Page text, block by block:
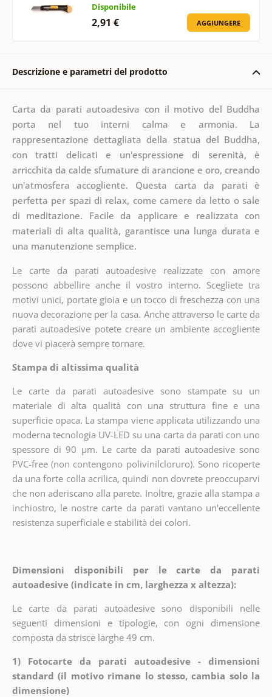
Disponibile
2,91 € AGGIUNGERE
Descrizione e parametri del prodotto
Carta da parati autoadesiva con il motivo del Buddha
porta nel tuo interni calma e armonia. La
rappresentazione dettagliata della statua del Buddha,
con tratti delicati e un'espressione di serenità, è
arricchita da calde sfumature di arancione e oro, creando
un'atmosfera accogliente. Questa carta da parati è
perfetta per spazi di relax, come camere da letto o sale
di meditazione. Facile da applicare e realizzata con
materiali di alta qualità, garantisce una lunga durata e
una manutenzione semplice.
Le carte da parati autoadesive realizzate con amore
possono abbellire anche il vostro interno. Scegliete tra
motivi unici, portate gioia e un tocco di freschezza con una
nuova decorazione per la casa. Anche attraverso le carte da
parati autoadesive potete creare un ambiente accogliente
dove vi piacerà sempre tornare.
Stampa di altissima qualità
Le carte da parati autoadesive sono stampate su un
materiale di alta qualità con una struttura fine e una
superficie opaca. La stampa viene applicata utilizzando una
moderna tecnologia UV-LED su una carta da parati con uno
spessore di 90 µm. Le carte da parati autoadesive sono
PVC-free (non contengono polivinilcloruro). Sono ricoperte
da una forte colla acrilica, quindi non dovrete preoccuparvi
che non aderiscano alla parete. Inoltre, grazie alla stampa a
inchiostro, le nostre carte da parati vantano un'eccellente
resistenza superficiale e stabilità dei colori.
Dimensioni disponibili per le carte da parati
autoadesive (indicate in cm, larghezza x altezza):
Le carte da parati autoadesive sono disponibili nelle
seguenti dimensioni e tipologie, con ogni dimensione
composta da strisce larghe 49 cm.
1) Fotocarte da parati autoadesive - dimensioni
standard (il motivo rimane lo stesso, cambia solo la
dimensione)